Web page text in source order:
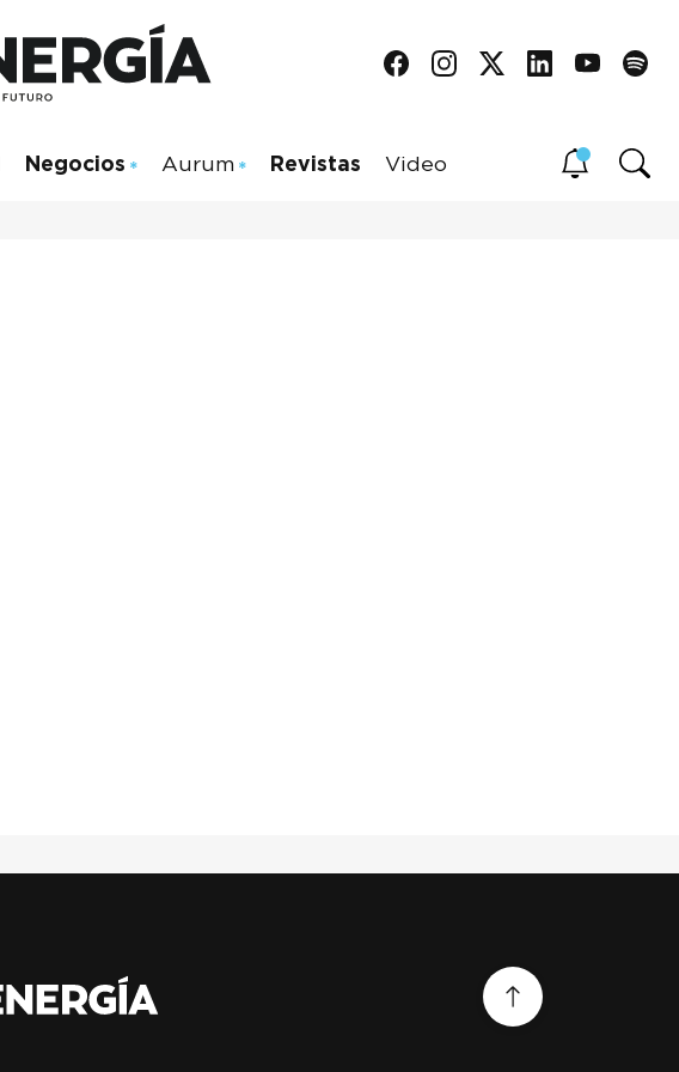
Negocios Aurum Revistas Video